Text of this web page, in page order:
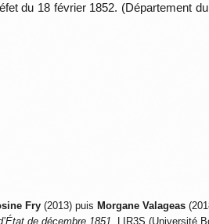
du 18 février 1852. (Département
Fry (2013) puis Morgane Valageas
de décembre 1851 , LIR3S (Université